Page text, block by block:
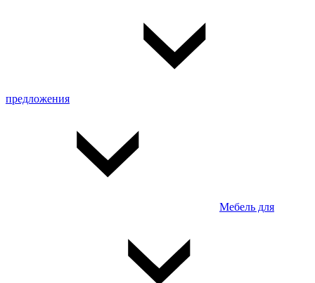
предложения
Мебель для